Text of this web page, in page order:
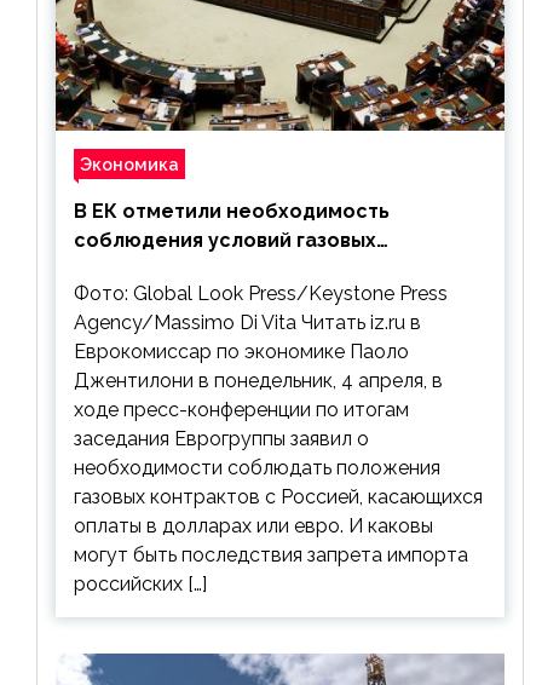
Экономика
В ЕК отметили необходимость
соблюдения условий газовых
Фото: Global Look Press/Keystone Press
Agency/Massimo Di Vita Читать iz.ru в
Еврокомиссар по экономике Паоло
Джентилони в понедельник, 4 апреля, в
ходе пресс-конференции по итогам
заседания Еврогруппы заявил о
необходимости соблюдать положения
газовых контрактов с Россией, касающихся
оплаты в долларах или евро. И каковы
могут быть последствия запрета импорта
российских […]